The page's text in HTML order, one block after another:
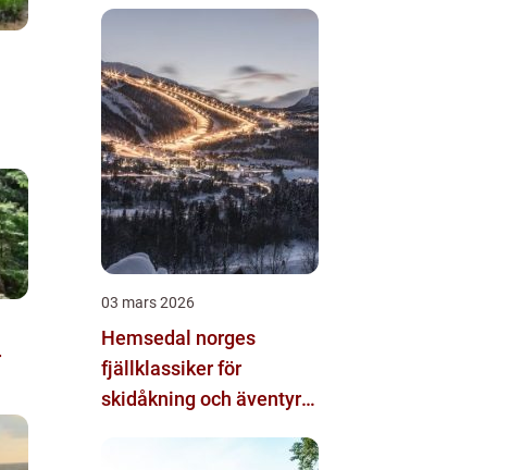
03 mars 2026
Hemsedal norges
fjällklassiker för
skidåkning och äventyr